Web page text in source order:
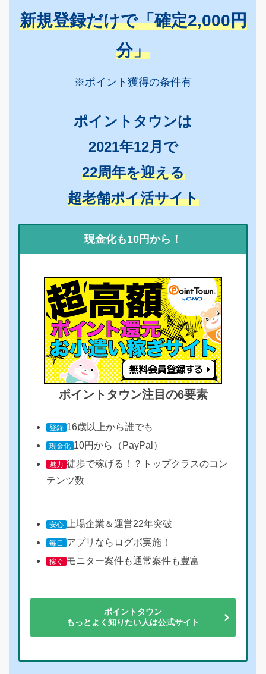
新規登録だけで「確定2,000円
分」
※ポイント獲得の条件有
ポイントタウンは
2021年12月で
22周年を迎える
超老舗ポイ活サイト
現金化も10円から！
ポイントタウン注目の6要素
登録 16歳以上から誰でも
現金化 10円から（PayPal）
魅力 徒歩で稼げる！？トップクラスのコン
テンツ数
安心 上場企業＆運営22年突破
毎日 アプリならログボ実施！
稼ぐ モニター案件も通常案件も豊富
ポイントタウン
もっとよく知りたい人は公式サイト